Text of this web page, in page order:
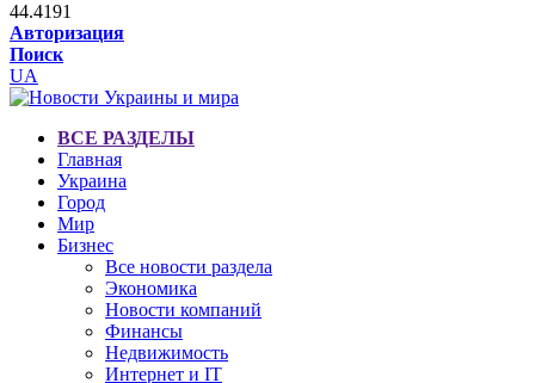
44.4191
Авторизация
Поиск
UA
ВСЕ РАЗДЕЛЫ
Главная
Украина
Город
Мир
Бизнес
Все новости раздела
Экономика
Новости компаний
Финансы
Недвижимость
Интернет и IT